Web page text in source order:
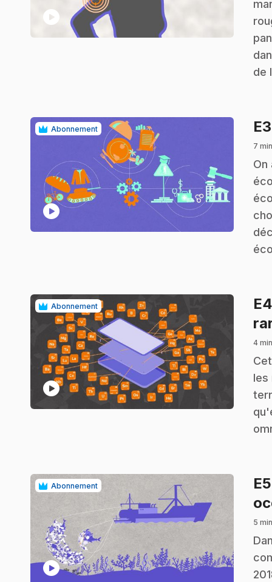
play_circle
de
Abonnement
play_circle
E3
7
.On
Abonnement
play_circle
E4
4
.
les
Abonnement
play_circle
E5
5
.